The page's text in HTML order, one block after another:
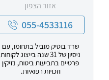
אזור הצפון
055-4533116
שרד בוטיק מוביל בתחומו, עם
ניסיון של 31 שנה בייצוג לקוחות
פרטיים בתביעות ביטוח, נזיקין
וזכויות רפואיות.